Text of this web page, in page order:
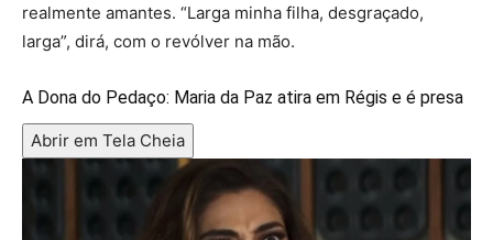
realmente amantes. “Larga minha filha, desgraçado,
larga”, dirá, com o revólver na mão.
A Dona do Pedaço: Maria da Paz atira em Régis e é presa
Abrir em Tela Cheia